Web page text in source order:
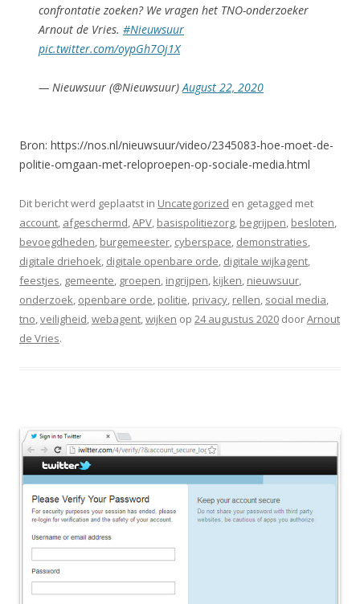
confrontatie zoeken? We vragen het TNO-onderzoeker
Arnout de Vries. #Nieuwsuur
pic.twitter.com/oypGh7Oj1X
— Nieuwsuur (@Nieuwsuur)August 22, 2020
Bron: https://nos.nl/nieuwsuur/video/2345083-hoe-moet-de-
politie-omgaan-met-reloproepen-op-sociale-media.html
Dit bericht werd geplaatst in Uncategorized en getagged met
account, afgeschermd,APV, basispolitiezorg, begrijpen, besloten,
bevoegdheden, burgemeester, cyberspace, demonstraties,
digitale driehoek, digitale openbare orde, digitale wijkagent,
feestjes, gemeente, groepen, ingrijpen, kijken, nieuwsuur,
onderzoek, openbare orde, politie, privacy, rellen, social media,
tno,veiligheid,webagent,wijken op 24 augustus 2020 doorArnout
de Vries.